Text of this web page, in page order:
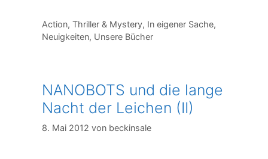
Kategorien
Action, Thriller & Mystery, In eigener Sache,
Neuigkeiten, Unsere Bücher
NANOBOTS und die lange
Nacht der Leichen (II)
8. Mai 2012 von beckinsale